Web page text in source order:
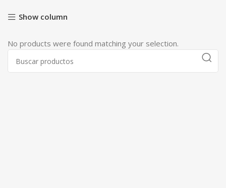
Show column
No products were found matching your selection.